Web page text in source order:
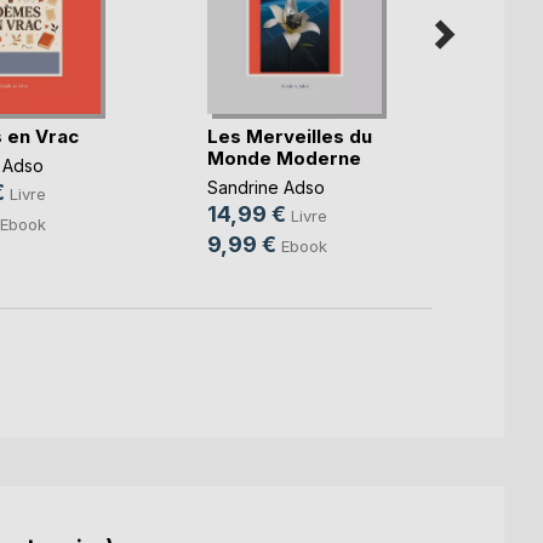
en Vrac
Livre
Ebook
Les Merveilles du
Monde Moderne
Sandrine Adso
14,99 € Livre
9,99 € Ebook